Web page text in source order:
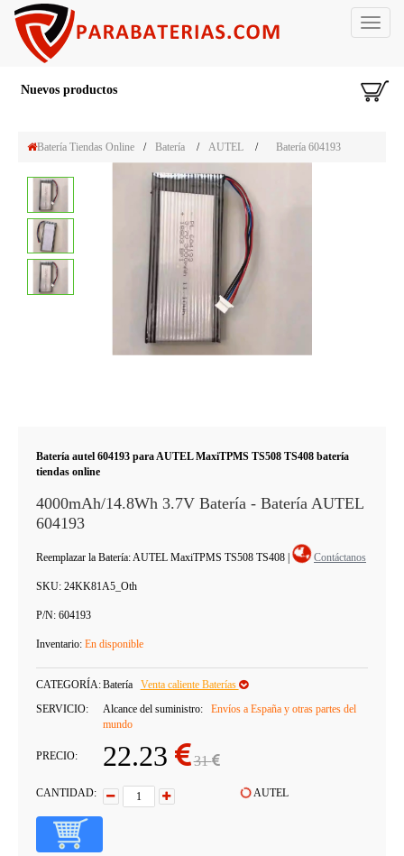
Toggle
Nuevos productos
Batería Tiendas Online / Batería / AUTEL / Batería 604193
Batería autel 604193 para AUTEL MaxiTPMS TS508 TS408 batería
tiendas online
4000mAh/14.8Wh 3.7V Batería - Batería AUTEL
604193
Reemplazar la Batería: AUTEL MaxiTPMS TS508 TS408 Contáctanos
SKU: 24KK81A5_Oth
P/N: 604193
Inventario: En disponible
CATEGORÍA:Batería
Venta caliente Baterías
SERVICIO:
Alcance del suministro:
Envíos a España y otras partes del
mundo
PRECIO: 22.23 31
CANTIDAD: AUTEL